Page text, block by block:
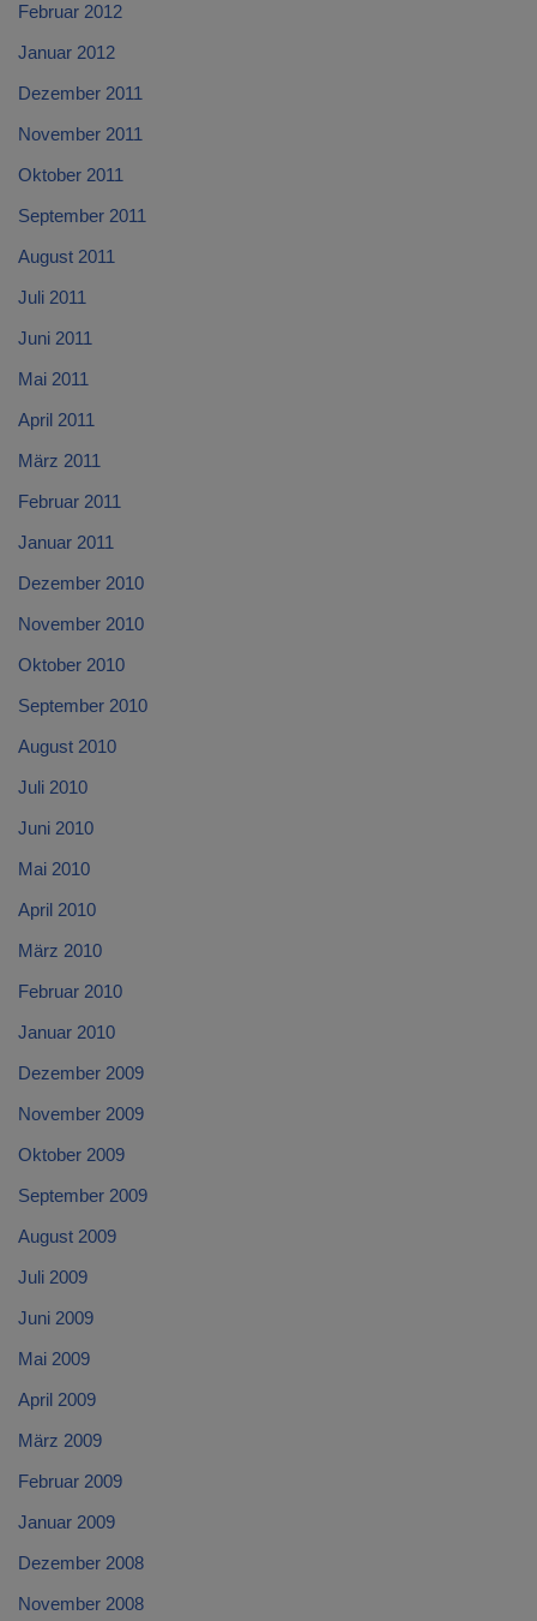
Februar 2012
Januar 2012
Dezember 2011
November 2011
Oktober 2011
September 2011
August 2011
Juli 2011
Juni 2011
Mai 2011
April 2011
März 2011
Februar 2011
Januar 2011
Dezember 2010
November 2010
Oktober 2010
September 2010
August 2010
Juli 2010
Juni 2010
Mai 2010
April 2010
März 2010
Februar 2010
Januar 2010
Dezember 2009
November 2009
Oktober 2009
September 2009
August 2009
Juli 2009
Juni 2009
Mai 2009
April 2009
März 2009
Februar 2009
Januar 2009
Dezember 2008
November 2008